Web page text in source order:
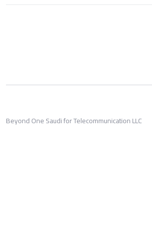
Beyond One Saudi for Telecommunication LLC